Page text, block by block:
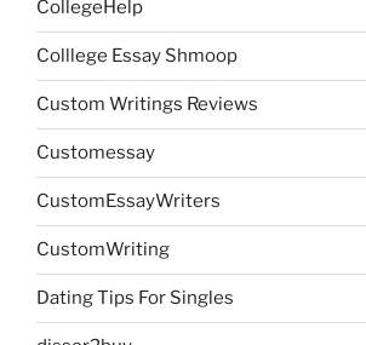
CollegeHelp
Colllege Essay Shmoop
Custom Writings Reviews
Customessay
CustomEssayWriters
CustomWriting
Dating Tips For Singles